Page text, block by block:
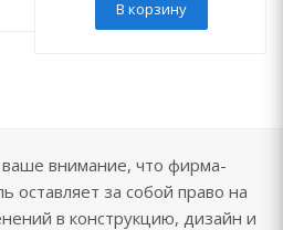
В корзину
внимание, что фирма-
оставляет за собой право на
в конструкцию, дизайн и